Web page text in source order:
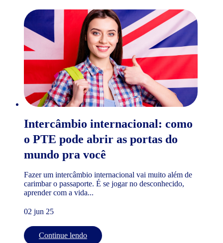
Intercâmbio internacional: como
o PTE pode abrir as portas do
mundo pra você
Fazer um intercâmbio internacional vai muito além de
carimbar o passaporte. É se jogar no desconhecido,
aprender com a vida...
02 jun 25
Continue lendo